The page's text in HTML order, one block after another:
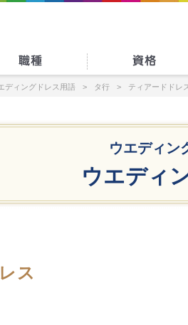
ディングドレス用語 タ行 ティアードドレ
ウエディン
ウエディ
ス